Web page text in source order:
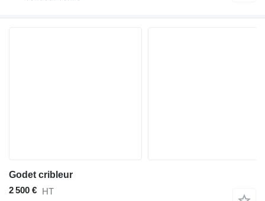
Godet cribleur
2 500 € HT